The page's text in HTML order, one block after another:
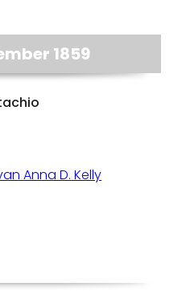
1859
Anna D. Kelly